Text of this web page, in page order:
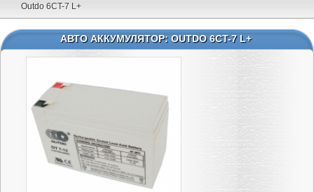
Outdo 6CT-7 L+
АВТО АККУМУЛЯТОР: OUTDO 6CT-7 L+